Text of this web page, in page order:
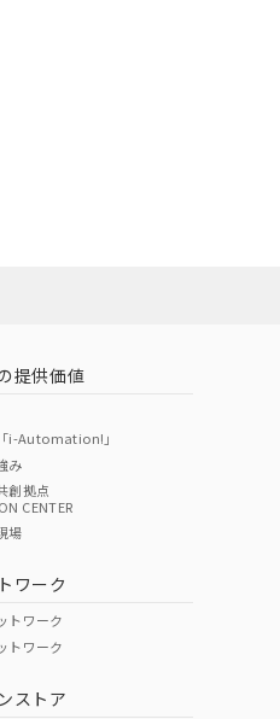
O
提供価値
i-Automation!」
み
創拠点
CENTER
場
ワーク
トワーク
トワーク
ストア